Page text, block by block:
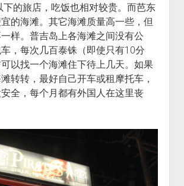
下的旅店，吃饭也相对较贵。而芭东
的海滩。其它海滩质量高一些，但
样。普吉岛上各海滩之间没有公
，每次几百泰铢（即使只有10分
以找一个海滩住下待上几天。如果
转转，最好自己开车或租摩托车，
全，每个月都有外国人在这里丧